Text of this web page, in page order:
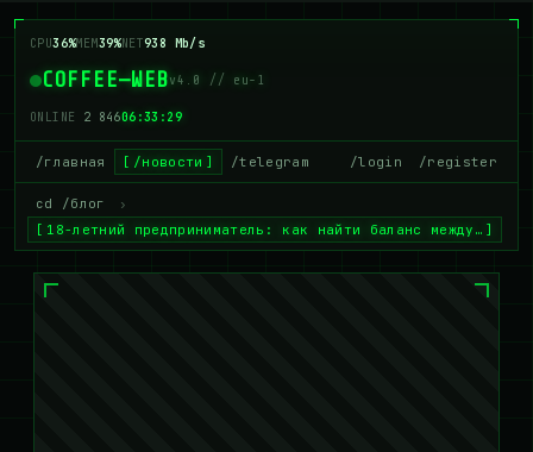
CPU38%MEM37%NET928 Mb/s
COFFEE—WEBv4.0 // eu-1
ONLINE 2 84806:33:30
/главная /новости /telegram /login /register
cd /блог
›
18-летний предприниматель: как найти баланс между…